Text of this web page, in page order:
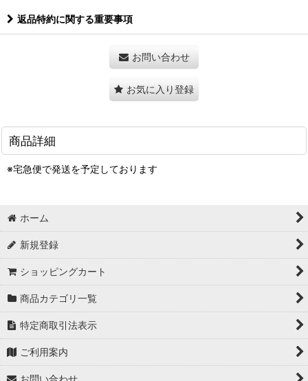
返品特約に関する重要事項
お問い合わせ
お気に入り登録
商品詳細
※宅急便で発送を予定しております
ホーム
新規登録
ショッピングカート
商品カテゴリ一覧
特定商取引法表示
ご利用案内
お問い合わせ